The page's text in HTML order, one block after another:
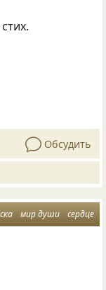
Обсудить
мир души сердце